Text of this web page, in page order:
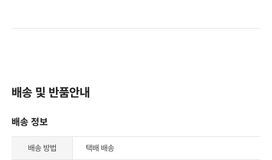
배송 및 반품안내
배송 정보
배송 방법 택배 배송